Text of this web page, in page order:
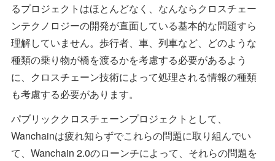
るプロジェクトはほとんどなく、なんならクロスチェー
ンテクノロジーの開発が直面している基本的な問題すら
理解していません。歩行者、車、列車など、どのような
種類の乗り物が橋を渡るかを考慮する必要があるよう
に、クロスチェーン技術によって処理される情報の種類
も考慮する必要があります。
パブリッククロスチェーンプロジェクトとして、
Wanchainは疲れ知らずでこれらの問題に取り組んでい
て、Wanchain 2.0のローンチによって、それらの問題を